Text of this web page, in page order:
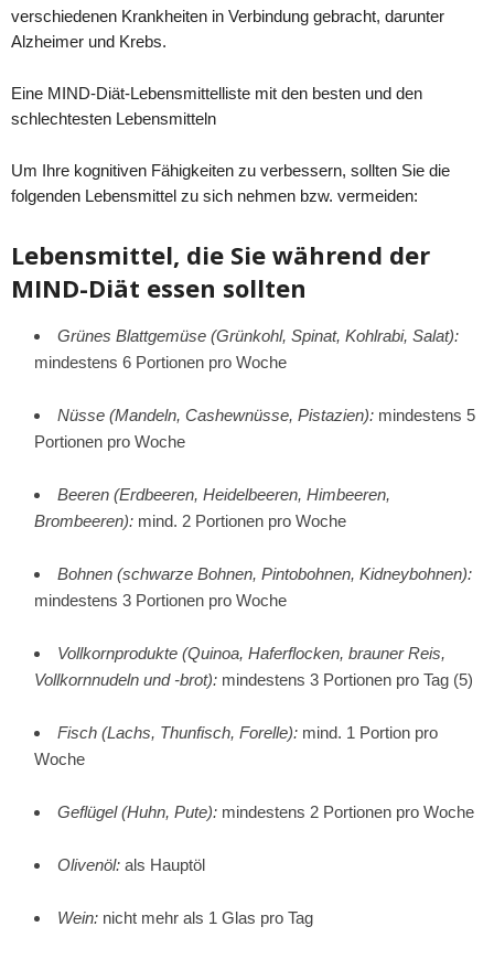
verschiedenen Krankheiten in Verbindung gebracht, darunter
Alzheimer und Krebs.
Eine MIND-Diät-Lebensmittelliste mit den besten und den
schlechtesten Lebensmitteln
Um Ihre kognitiven Fähigkeiten zu verbessern, sollten Sie die
folgenden Lebensmittel zu sich nehmen bzw. vermeiden:
Lebensmittel, die Sie während der
MIND-Diät essen sollten
Grünes Blattgemüse (Grünkohl, Spinat, Kohlrabi, Salat):
mindestens 6 Portionen pro Woche
Nüsse (Mandeln, Cashewnüsse, Pistazien): mindestens 5
Portionen pro Woche
Beeren (Erdbeeren, Heidelbeeren, Himbeeren,
Brombeeren): mind. 2 Portionen pro Woche
Bohnen (schwarze Bohnen, Pintobohnen, Kidneybohnen):
mindestens 3 Portionen pro Woche
Vollkornprodukte (Quinoa, Haferflocken, brauner Reis,
Vollkornnudeln und -brot): mindestens 3 Portionen pro Tag (5)
Fisch (Lachs, Thunfisch, Forelle): mind. 1 Portion pro
Woche
Geflügel (Huhn, Pute): mindestens 2 Portionen pro Woche
Olivenöl: als Hauptöl
Wein: nicht mehr als 1 Glas pro Tag